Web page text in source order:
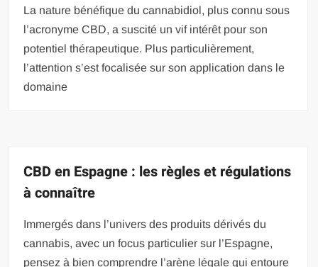
La nature bénéfique du cannabidiol, plus connu sous
l’acronyme CBD, a suscité un vif intérêt pour son
potentiel thérapeutique. Plus particulièrement,
l’attention s’est focalisée sur son application dans le
domaine
CBD en Espagne : les règles et régulations
à connaître
Immergés dans l’univers des produits dérivés du
cannabis, avec un focus particulier sur l’Espagne,
pensez à bien comprendre l’arène légale qui entoure